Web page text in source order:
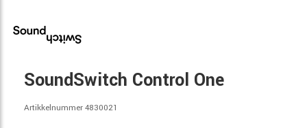
SoundSwitch Control One
Artikkelnummer 4830021